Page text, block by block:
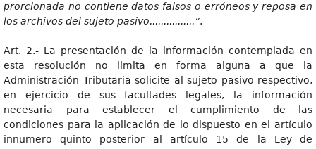
prorcionada no contiene datos falsos o erróneos y reposa en
los archivos del sujeto pasivo................”.
Art. 2.- La presentación de la información contemplada en
esta resolución no limita en forma alguna a que la
Administración Tributaria solicite al sujeto pasivo respectivo,
en ejercicio de sus facultades legales, la información
necesaria para establecer el cumplimiento de las
condiciones para la aplicación de lo dispuesto en el artículo
innumero quinto posterior al artículo 15 de la Ley de